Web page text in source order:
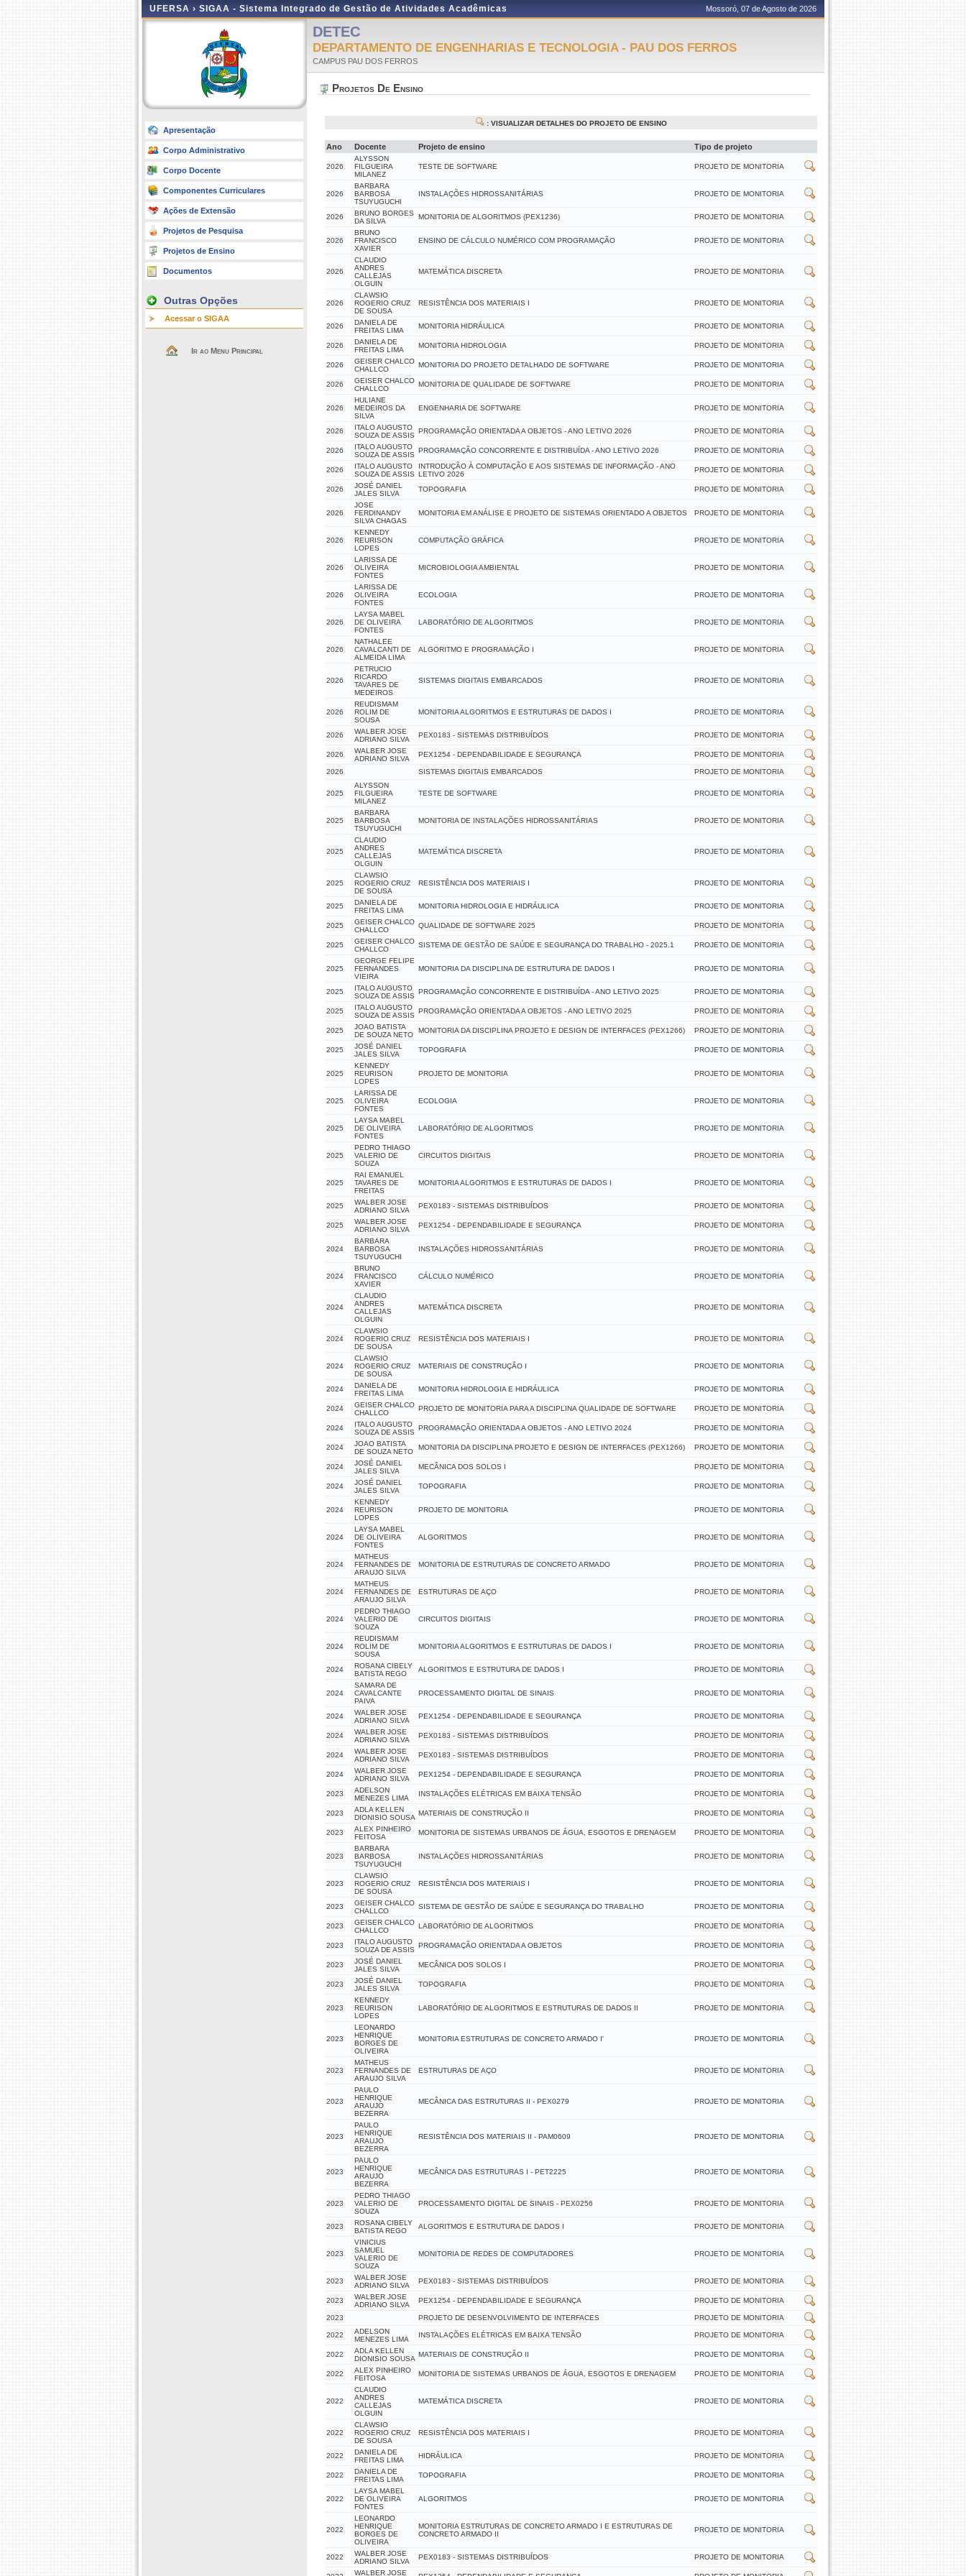
UFERSA › SIGAA - Sistema Integrado de Gestão de Atividades Acadêmicas Mossoró, 07 de Agosto de 2026
Apresentação
Corpo Administrativo
Corpo Docente
Componentes Curriculares
Ações de Extensão
Projetos de Pesquisa
Projetos de Ensino
Documentos
Outras Opções
Acessar o SIGAA
Ir ao Menu Principal
DETEC
DEPARTAMENTO DE ENGENHARIAS E TECNOLOGIA - PAU DOS FERROS
CAMPUS PAU DOS FERROS
Projetos De Ensino
: VISUALIZAR DETALHES DO PROJETO DE ENSINO
Ano Docente Projeto de ensino Tipo de projeto
2026
ALYSSON
FILGUEIRA
MILANEZ
TESTE DE SOFTWARE PROJETO DE MONITORIA
2026
BARBARA
BARBOSA
TSUYUGUCHI
INSTALAÇÕES HIDROSSANITÁRIAS PROJETO DE MONITORIA
2026
BRUNO BORGES
DA SILVA
MONITORIA DE ALGORITMOS (PEX1236) PROJETO DE MONITORIA
2026
BRUNO
FRANCISCO
XAVIER
ENSINO DE CÁLCULO NUMÉRICO COM PROGRAMAÇÃO PROJETO DE MONITORIA
2026
CLAUDIO
ANDRES
CALLEJAS
OLGUIN
MATEMÁTICA DISCRETA PROJETO DE MONITORIA
2026
CLAWSIO
ROGERIO CRUZ
DE SOUSA
RESISTÊNCIA DOS MATERIAIS I PROJETO DE MONITORIA
2026
DANIELA DE
FREITAS LIMA
MONITORIA HIDRÁULICA PROJETO DE MONITORIA
2026
DANIELA DE
FREITAS LIMA
MONITORIA HIDROLOGIA PROJETO DE MONITORIA
2026
GEISER CHALCO
CHALLCO
MONITORIA DO PROJETO DETALHADO DE SOFTWARE PROJETO DE MONITORIA
2026
GEISER CHALCO
CHALLCO
MONITORIA DE QUALIDADE DE SOFTWARE PROJETO DE MONITORIA
2026
HULIANE
MEDEIROS DA
SILVA
ENGENHARIA DE SOFTWARE PROJETO DE MONITORIA
2026
ITALO AUGUSTO
SOUZA DE ASSIS
PROGRAMAÇÃO ORIENTADA A OBJETOS - ANO LETIVO 2026 PROJETO DE MONITORIA
2026
ITALO AUGUSTO
SOUZA DE ASSIS
PROGRAMAÇÃO CONCORRENTE E DISTRIBUÍDA - ANO LETIVO 2026 PROJETO DE MONITORIA
2026
ITALO AUGUSTO
SOUZA DE ASSIS
INTRODUÇÃO À COMPUTAÇÃO E AOS SISTEMAS DE INFORMAÇÃO - ANO
LETIVO 2026
PROJETO DE MONITORIA
2026
JOSÉ DANIEL
JALES SILVA
TOPOGRAFIA PROJETO DE MONITORIA
2026
JOSE
FERDINANDY
SILVA CHAGAS
MONITORIA EM ANÁLISE E PROJETO DE SISTEMAS ORIENTADO A OBJETOS PROJETO DE MONITORIA
2026
KENNEDY
REURISON
LOPES
COMPUTAÇÃO GRÁFICA PROJETO DE MONITORIA
2026
LARISSA DE
OLIVEIRA
FONTES
MICROBIOLOGIA AMBIENTAL PROJETO DE MONITORIA
2026
LARISSA DE
OLIVEIRA
FONTES
ECOLOGIA PROJETO DE MONITORIA
2026
LAYSA MABEL
DE OLIVEIRA
FONTES
LABORATÓRIO DE ALGORITMOS PROJETO DE MONITORIA
2026
NATHALEE
CAVALCANTI DE
ALMEIDA LIMA
ALGORITMO E PROGRAMAÇÃO I PROJETO DE MONITORIA
2026
PETRUCIO
RICARDO
TAVARES DE
MEDEIROS
SISTEMAS DIGITAIS EMBARCADOS PROJETO DE MONITORIA
2026
REUDISMAM
ROLIM DE
SOUSA
MONITORIA ALGORITMOS E ESTRUTURAS DE DADOS I PROJETO DE MONITORIA
2026
WALBER JOSE
ADRIANO SILVA
PEX0183 - SISTEMAS DISTRIBUÍDOS PROJETO DE MONITORIA
2026
WALBER JOSE
ADRIANO SILVA
PEX1254 - DEPENDABILIDADE E SEGURANÇA PROJETO DE MONITORIA
2026 SISTEMAS DIGITAIS EMBARCADOS PROJETO DE MONITORIA
2025
ALYSSON
FILGUEIRA
MILANEZ
TESTE DE SOFTWARE PROJETO DE MONITORIA
2025
BARBARA
BARBOSA
TSUYUGUCHI
MONITORIA DE INSTALAÇÕES HIDROSSANITÁRIAS PROJETO DE MONITORIA
2025
CLAUDIO
ANDRES
CALLEJAS
OLGUIN
MATEMÁTICA DISCRETA PROJETO DE MONITORIA
2025
CLAWSIO
ROGERIO CRUZ
DE SOUSA
RESISTÊNCIA DOS MATERIAIS I PROJETO DE MONITORIA
2025
DANIELA DE
FREITAS LIMA
MONITORIA HIDROLOGIA E HIDRÁULICA PROJETO DE MONITORIA
2025
GEISER CHALCO
CHALLCO
QUALIDADE DE SOFTWARE 2025 PROJETO DE MONITORIA
2025
GEISER CHALCO
CHALLCO
SISTEMA DE GESTÃO DE SAÚDE E SEGURANÇA DO TRABALHO - 2025.1 PROJETO DE MONITORIA
2025
GEORGE FELIPE
FERNANDES
VIEIRA
MONITORIA DA DISCIPLINA DE ESTRUTURA DE DADOS I PROJETO DE MONITORIA
2025
ITALO AUGUSTO
SOUZA DE ASSIS
PROGRAMAÇÃO CONCORRENTE E DISTRIBUÍDA - ANO LETIVO 2025 PROJETO DE MONITORIA
2025
ITALO AUGUSTO
SOUZA DE ASSIS
PROGRAMAÇÃO ORIENTADA A OBJETOS - ANO LETIVO 2025 PROJETO DE MONITORIA
2025
JOAO BATISTA
DE SOUZA NETO
MONITORIA DA DISCIPLINA PROJETO E DESIGN DE INTERFACES (PEX1266) PROJETO DE MONITORIA
2025
JOSÉ DANIEL
JALES SILVA
TOPOGRAFIA PROJETO DE MONITORIA
2025
KENNEDY
REURISON
LOPES
PROJETO DE MONITORIA PROJETO DE MONITORIA
2025
LARISSA DE
OLIVEIRA
FONTES
ECOLOGIA PROJETO DE MONITORIA
2025
LAYSA MABEL
DE OLIVEIRA
FONTES
LABORATÓRIO DE ALGORITMOS PROJETO DE MONITORIA
2025
PEDRO THIAGO
VALERIO DE
SOUZA
CIRCUITOS DIGITAIS PROJETO DE MONITORIA
2025
RAI EMANUEL
TAVARES DE
FREITAS
MONITORIA ALGORITMOS E ESTRUTURAS DE DADOS I PROJETO DE MONITORIA
2025
WALBER JOSE
ADRIANO SILVA
PEX0183 - SISTEMAS DISTRIBUÍDOS PROJETO DE MONITORIA
2025
WALBER JOSE
ADRIANO SILVA
PEX1254 - DEPENDABILIDADE E SEGURANÇA PROJETO DE MONITORIA
2024
BARBARA
BARBOSA
TSUYUGUCHI
INSTALAÇÕES HIDROSSANITÁRIAS PROJETO DE MONITORIA
2024
BRUNO
FRANCISCO
XAVIER
CÁLCULO NUMÉRICO PROJETO DE MONITORIA
2024
CLAUDIO
ANDRES
CALLEJAS
OLGUIN
MATEMÁTICA DISCRETA PROJETO DE MONITORIA
2024
CLAWSIO
ROGERIO CRUZ
DE SOUSA
RESISTÊNCIA DOS MATERIAIS I PROJETO DE MONITORIA
2024
CLAWSIO
ROGERIO CRUZ
DE SOUSA
MATERIAIS DE CONSTRUÇÃO I PROJETO DE MONITORIA
2024
DANIELA DE
FREITAS LIMA
MONITORIA HIDROLOGIA E HIDRÁULICA PROJETO DE MONITORIA
2024
GEISER CHALCO
CHALLCO
PROJETO DE MONITORIA PARA A DISCIPLINA QUALIDADE DE SOFTWARE PROJETO DE MONITORIA
2024
ITALO AUGUSTO
SOUZA DE ASSIS
PROGRAMAÇÃO ORIENTADA A OBJETOS - ANO LETIVO 2024 PROJETO DE MONITORIA
2024
JOAO BATISTA
DE SOUZA NETO
MONITORIA DA DISCIPLINA PROJETO E DESIGN DE INTERFACES (PEX1266) PROJETO DE MONITORIA
2024
JOSÉ DANIEL
JALES SILVA
MECÂNICA DOS SOLOS I PROJETO DE MONITORIA
2024
JOSÉ DANIEL
JALES SILVA
TOPOGRAFIA PROJETO DE MONITORIA
2024
KENNEDY
REURISON
LOPES
PROJETO DE MONITORIA PROJETO DE MONITORIA
2024
LAYSA MABEL
DE OLIVEIRA
FONTES
ALGORITMOS PROJETO DE MONITORIA
2024
MATHEUS
FERNANDES DE
ARAUJO SILVA
MONITORIA DE ESTRUTURAS DE CONCRETO ARMADO PROJETO DE MONITORIA
2024
MATHEUS
FERNANDES DE
ARAUJO SILVA
ESTRUTURAS DE AÇO PROJETO DE MONITORIA
2024
PEDRO THIAGO
VALERIO DE
SOUZA
CIRCUITOS DIGITAIS PROJETO DE MONITORIA
2024
REUDISMAM
ROLIM DE
SOUSA
MONITORIA ALGORITMOS E ESTRUTURAS DE DADOS I PROJETO DE MONITORIA
2024
ROSANA CIBELY
BATISTA REGO
ALGORITMOS E ESTRUTURA DE DADOS I PROJETO DE MONITORIA
2024
SAMARA DE
CAVALCANTE
PAIVA
PROCESSAMENTO DIGITAL DE SINAIS PROJETO DE MONITORIA
2024
WALBER JOSE
ADRIANO SILVA
PEX1254 - DEPENDABILIDADE E SEGURANÇA PROJETO DE MONITORIA
2024
WALBER JOSE
ADRIANO SILVA
PEX0183 - SISTEMAS DISTRIBUÍDOS PROJETO DE MONITORIA
2024
WALBER JOSE
ADRIANO SILVA
PEX0183 - SISTEMAS DISTRIBUÍDOS PROJETO DE MONITORIA
2024
WALBER JOSE
ADRIANO SILVA
PEX1254 - DEPENDABILIDADE E SEGURANÇA PROJETO DE MONITORIA
2023
ADELSON
MENEZES LIMA
INSTALAÇÕES ELÉTRICAS EM BAIXA TENSÃO PROJETO DE MONITORIA
2023
ADLA KELLEN
DIONISIO SOUSA
MATERIAIS DE CONSTRUÇÃO II PROJETO DE MONITORIA
2023
ALEX PINHEIRO
FEITOSA
MONITORIA DE SISTEMAS URBANOS DE ÁGUA, ESGOTOS E DRENAGEM PROJETO DE MONITORIA
2023
BARBARA
BARBOSA
TSUYUGUCHI
INSTALAÇÕES HIDROSSANITÁRIAS PROJETO DE MONITORIA
2023
CLAWSIO
ROGERIO CRUZ
DE SOUSA
RESISTÊNCIA DOS MATERIAIS I PROJETO DE MONITORIA
2023
GEISER CHALCO
CHALLCO
SISTEMA DE GESTÃO DE SAÚDE E SEGURANÇA DO TRABALHO PROJETO DE MONITORIA
2023
GEISER CHALCO
CHALLCO
LABORATÓRIO DE ALGORITMOS PROJETO DE MONITORIA
2023
ITALO AUGUSTO
SOUZA DE ASSIS
PROGRAMAÇÃO ORIENTADA A OBJETOS PROJETO DE MONITORIA
2023
JOSÉ DANIEL
JALES SILVA
MECÂNICA DOS SOLOS I PROJETO DE MONITORIA
2023
JOSÉ DANIEL
JALES SILVA
TOPOGRAFIA PROJETO DE MONITORIA
2023
KENNEDY
REURISON
LOPES
LABORATÓRIO DE ALGORITMOS E ESTRUTURAS DE DADOS II PROJETO DE MONITORIA
2023
LEONARDO
HENRIQUE
BORGES DE
OLIVEIRA
MONITORIA ESTRUTURAS DE CONCRETO ARMADO I' PROJETO DE MONITORIA
2023
MATHEUS
FERNANDES DE
ARAUJO SILVA
ESTRUTURAS DE AÇO PROJETO DE MONITORIA
2023
PAULO
HENRIQUE
ARAUJO
BEZERRA
MECÂNICA DAS ESTRUTURAS II - PEX0279 PROJETO DE MONITORIA
2023
PAULO
HENRIQUE
ARAUJO
BEZERRA
RESISTÊNCIA DOS MATERIAIS II - PAM0609 PROJETO DE MONITORIA
2023
PAULO
HENRIQUE
ARAUJO
BEZERRA
MECÂNICA DAS ESTRUTURAS I - PET2225 PROJETO DE MONITORIA
2023
PEDRO THIAGO
VALERIO DE
SOUZA
PROCESSAMENTO DIGITAL DE SINAIS - PEX0256 PROJETO DE MONITORIA
2023
ROSANA CIBELY
BATISTA REGO
ALGORITMOS E ESTRUTURA DE DADOS I PROJETO DE MONITORIA
2023
VINICIUS
SAMUEL
VALERIO DE
SOUZA
MONITORIA DE REDES DE COMPUTADORES PROJETO DE MONITORIA
2023
WALBER JOSE
ADRIANO SILVA
PEX0183 - SISTEMAS DISTRIBUÍDOS PROJETO DE MONITORIA
2023
WALBER JOSE
ADRIANO SILVA
PEX1254 - DEPENDABILIDADE E SEGURANÇA PROJETO DE MONITORIA
2023 PROJETO DE DESENVOLVIMENTO DE INTERFACES PROJETO DE MONITORIA
2022
ADELSON
MENEZES LIMA
INSTALAÇÕES ELÉTRICAS EM BAIXA TENSÃO PROJETO DE MONITORIA
2022
ADLA KELLEN
DIONISIO SOUSA
MATERIAIS DE CONSTRUÇÃO II PROJETO DE MONITORIA
2022
ALEX PINHEIRO
FEITOSA
MONITORIA DE SISTEMAS URBANOS DE ÁGUA, ESGOTOS E DRENAGEM PROJETO DE MONITORIA
2022
CLAUDIO
ANDRES
CALLEJAS
OLGUIN
MATEMÁTICA DISCRETA PROJETO DE MONITORIA
2022
CLAWSIO
ROGERIO CRUZ
DE SOUSA
RESISTÊNCIA DOS MATERIAIS I PROJETO DE MONITORIA
2022
DANIELA DE
FREITAS LIMA
HIDRÁULICA PROJETO DE MONITORIA
2022
DANIELA DE
FREITAS LIMA
TOPOGRAFIA PROJETO DE MONITORIA
2022
LAYSA MABEL
DE OLIVEIRA
FONTES
ALGORITMOS PROJETO DE MONITORIA
2022
LEONARDO
HENRIQUE
BORGES DE
OLIVEIRA
MONITORIA ESTRUTURAS DE CONCRETO ARMADO I E ESTRUTURAS DE
CONCRETO ARMADO II
PROJETO DE MONITORIA
2022
WALBER JOSE
ADRIANO SILVA
PEX0183 - SISTEMAS DISTRIBUÍDOS PROJETO DE MONITORIA
WALBER JOSE